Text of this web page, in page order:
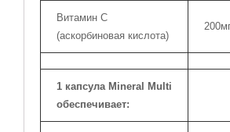
Витамин С
(аскорбиновая кислота)
1 капсула Mineral Multi
обеспечивает: